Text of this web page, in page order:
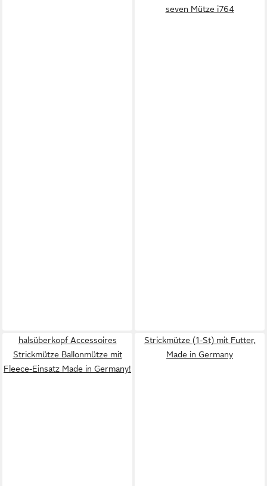
seven Mütze i764
halsüberkopf Accessoires
Strickmütze Ballonmütze mit
Fleece-Einsatz Made in Germany!
Strickmütze (1-St) mit Futter,
Made in Germany